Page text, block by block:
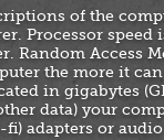
of the
Processor
Random Access
the more it
in gigabytes
data) your
adapters or